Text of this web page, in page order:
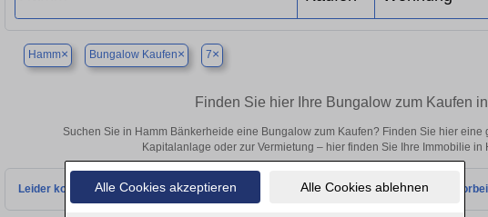
Alle Cookies akzeptieren Alle Cookies ablehnen
Hamm× Bungalow Kaufen× 7×
Finden Sie hier Ihre Bungalow zum Kaufen
Suchen Sie in Hamm Bänkerheide eine Bungalow zum Kaufen? Finden Sie hier
Kapitalanlage oder zur Vermietung – hier finden Sie Ihre Immobilie in
Leider konnten wir derzeit keine passenden Objekte finden. Schauen Sie bald wieder